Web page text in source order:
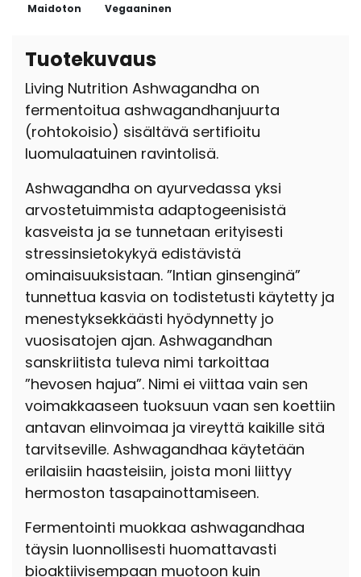
Maidoton Vegaaninen
Tuotekuvaus
Living Nutrition Ashwagandha on
fermentoitua ashwagandhanjuurta
(rohtokoisio) sisältävä sertifioitu
luomulaatuinen ravintolisä.
Ashwagandha on ayurvedassa yksi
arvostetuimmista adaptogeenisistä
kasveista ja se tunnetaan erityisesti
stressinsietokykyä edistävistä
ominaisuuksistaan. ”Intian ginsenginä”
tunnettua kasvia on todistetusti käytetty ja
menestyksekkäästi hyödynnetty jo
vuosisatojen ajan. Ashwagandhan
sanskriitista tuleva nimi tarkoittaa
”hevosen hajua”. Nimi ei viittaa vain sen
voimakkaaseen tuoksuun vaan sen koettiin
antavan elinvoimaa ja vireyttä kaikille sitä
tarvitseville. Ashwagandhaa käytetään
erilaisiin haasteisiin, joista moni liittyy
hermoston tasapainottamiseen.
Fermentointi muokkaa ashwagandhaa
täysin luonnollisesti huomattavasti
bioaktiivisempaan muotoon kuin